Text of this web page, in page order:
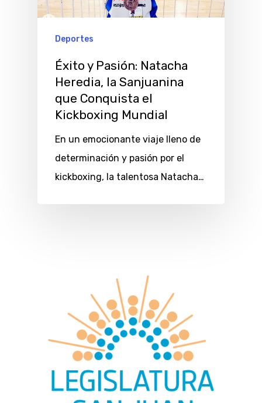
Deportes
Éxito y Pasión: Natacha
Heredia, la Sanjuanina
que Conquista el
Kickboxing Mundial
En un emocionante viaje lleno de
determinación y pasión por el
kickboxing, la talentosa Natacha…